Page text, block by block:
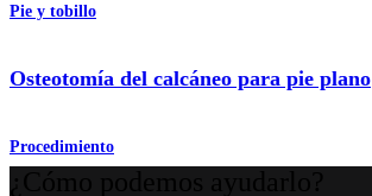
Pie y tobillo
Osteotomía del calcáneo para pie plano
Procedimiento